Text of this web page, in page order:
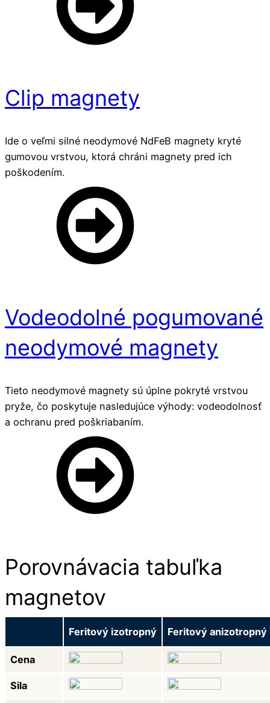
Clip magnety
Ide o veľmi silné neodymové NdFeB magnety kryté
gumovou vrstvou, ktorá chráni magnety pred ich
poškodením.
Vodeodolné pogumované
neodymové magnety
Tieto neodymové magnety sú úplne pokryté vrstvou
pryže, čo poskytuje nasledujúce výhody: vodeodolnosť
a ochranu pred poškriabaním.
Porovnávacia tabuľka
magnetov
Feritový izotropný Feritový anizotropný
Cena
Sila